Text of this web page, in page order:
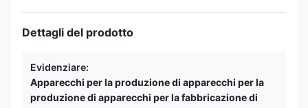
Dettagli del prodotto
Evidenziare:
Apparecchi per la produzione di apparecchi per la
produzione di apparecchi per la fabbricazione di